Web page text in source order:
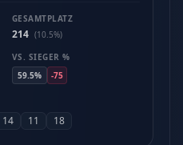
GESAMTPLATZ
214 (10.5%)
VS. SIEGER %
59.5%
-75
14 11 18